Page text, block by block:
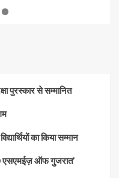
पुरस्कार से सम्मानित
का किया सम्मान
एसएमईज़ ऑफ गुजरात’